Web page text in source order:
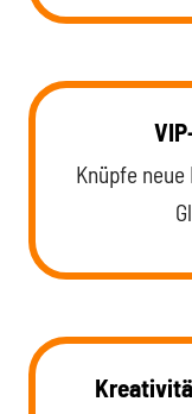
Knüpfe